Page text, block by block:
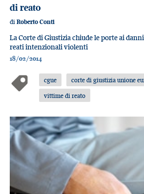
di reato
di Roberto Conti
La Corte di Giustizia chiude le porte ai
reati intenzionali violenti
18/02/2014
cgue
corte di giustizia unione
vittime di reato